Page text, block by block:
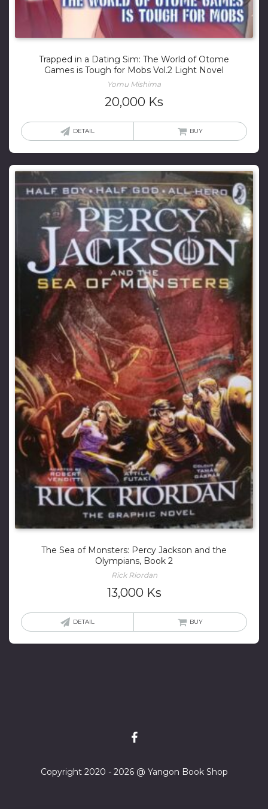
Trapped in a Dating Sim: The World of Otome
Games is Tough for Mobs Vol.2 Light Novel
Yomu Mishima
20,000 Ks
DETAIL BUY
The Sea of Monsters: Percy Jackson and the
Olympians, Book 2
Rick Riordan
13,000 Ks
DETAIL BUY
Copyright 2020 - 2026 @ Yangon Book Shop